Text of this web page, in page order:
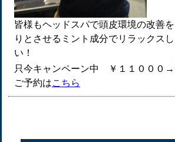
皆様もヘッドスパで頭皮環境の改善
りとさせるミント成分でリラックス
い！
只今キャンペーン中
￥１１０００→
ご予約はこちら